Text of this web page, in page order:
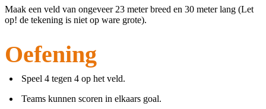
Maak een veld van ongeveer 23 meter breed en 30 meter lang (Let
op! de tekening is niet op ware grote).
Oefening
Speel 4 tegen 4 op het veld.
Teams kunnen scoren in elkaars goal.